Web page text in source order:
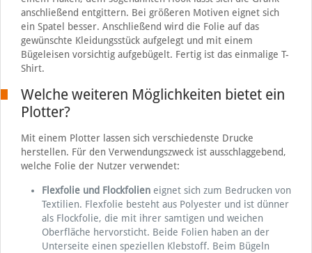
anschließend entgittern. Bei größeren Motiven eignet sich
ein Spatel besser. Anschließend wird die Folie auf das
gewünschte Kleidungsstück aufgelegt und mit einem
Bügeleisen vorsichtig aufgebügelt. Fertig ist das einmalige T-
Shirt.
Welche weiteren Möglichkeiten bietet ein
Plotter?
Mit einem Plotter lassen sich verschiedenste Drucke
herstellen. Für den Verwendungszweck ist ausschlaggebend,
welche Folie der Nutzer verwendet:
Flexfolie und Flockfolien eignet sich zum Bedrucken von
Textilien. Flexfolie besteht aus Polyester und ist dünner
als Flockfolie, die mit ihrer samtigen und weichen
Oberfläche hervorsticht. Beide Folien haben an der
Unterseite einen speziellen Klebstoff. Beim Bügeln